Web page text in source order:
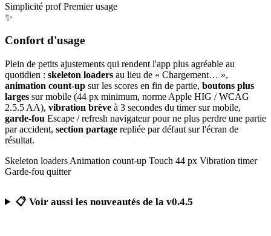
Simplicité prof Premier usage
✨
Confort d'usage
Plein de petits ajustements qui rendent l'app plus agréable au
quotidien : skeleton loaders au lieu de « Chargement… »,
animation count-up sur les scores en fin de partie, boutons plus
larges sur mobile (44 px minimum, norme Apple HIG / WCAG
2.5.5 AA), vibration brève à 3 secondes du timer sur mobile,
garde-fou Escape / refresh navigateur pour ne plus perdre une partie
par accident, section partage repliée par défaut sur l'écran de
résultat.
Skeleton loaders Animation count-up Touch 44 px Vibration timer
Garde-fou quitter
📋 Voir aussi les nouveautés de la v0.4.5